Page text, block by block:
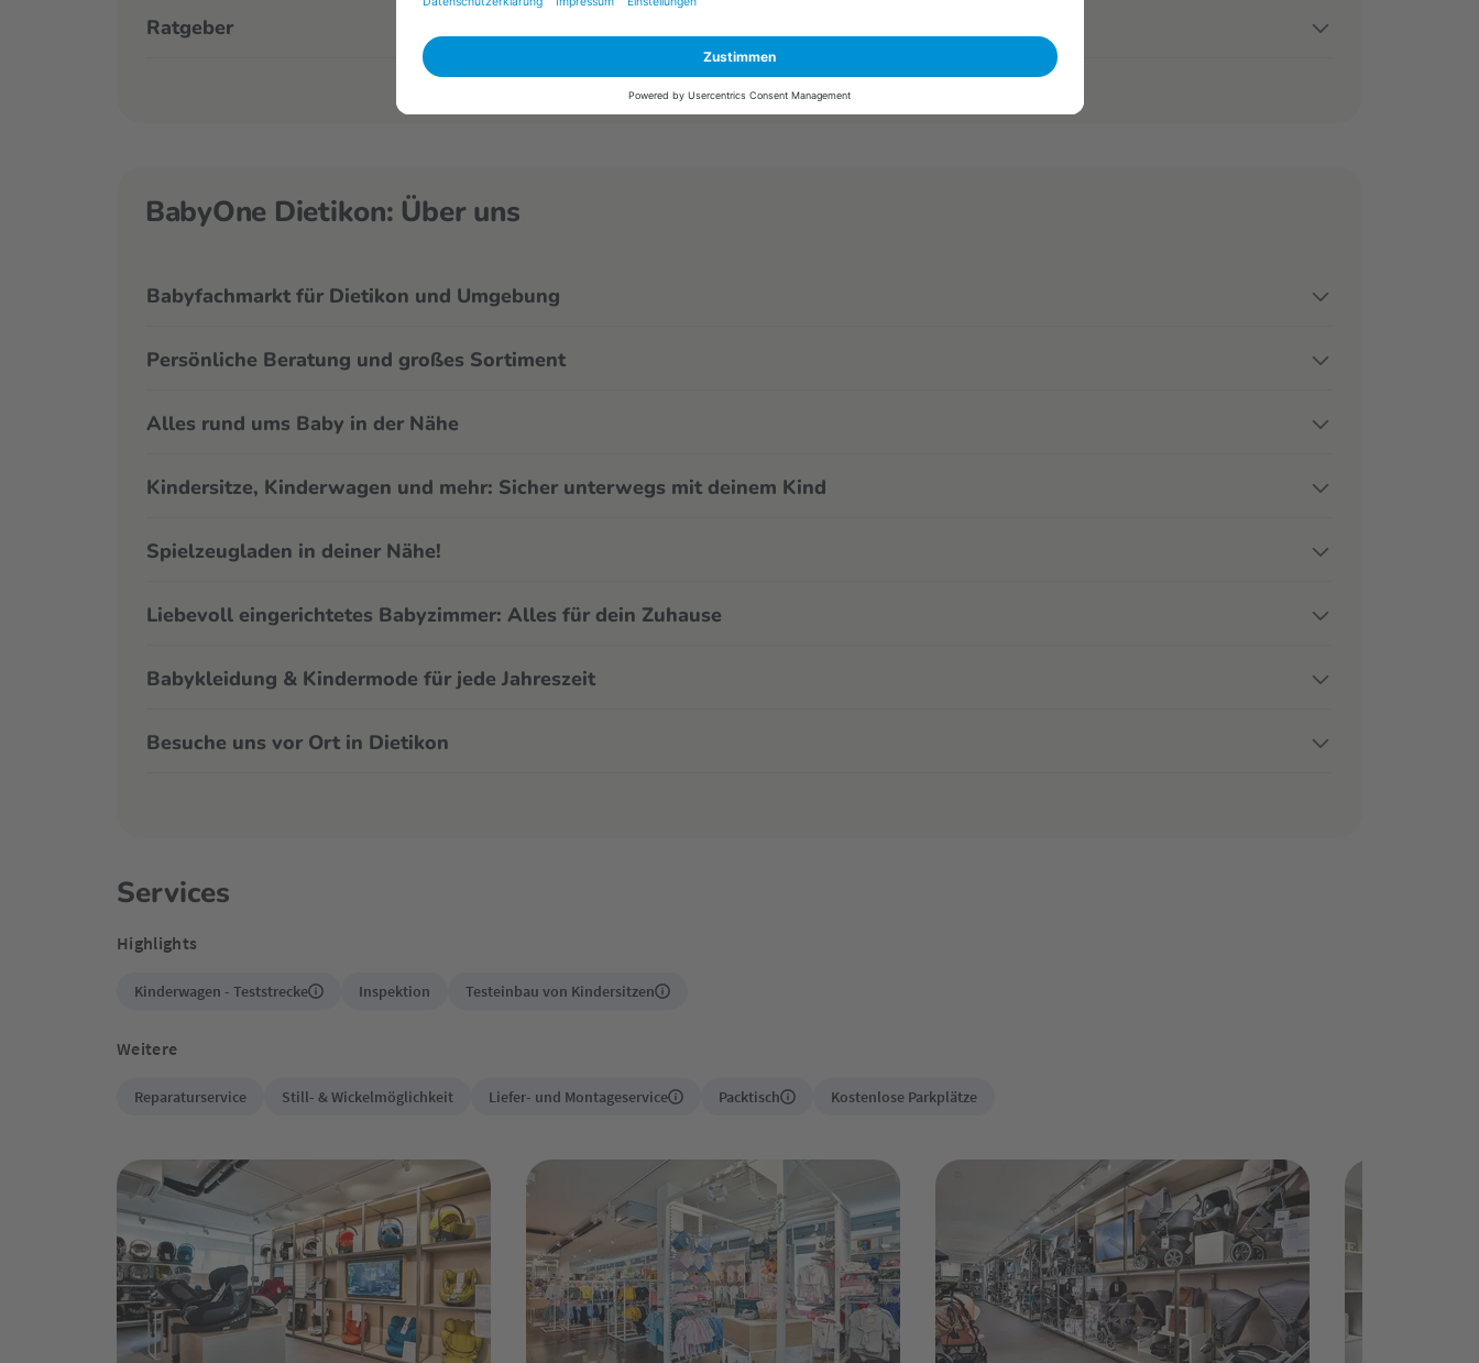
Ratgeber
BabyOne Dietikon: Über uns
Babyfachmarkt für Dietikon und Umgebung
Persönliche Beratung und großes Sortiment
Alles rund ums Baby in der Nähe
Kindersitze, Kinderwagen und mehr: Sicher unterwegs mit deinem Kind
Spielzeugladen in deiner Nähe!
Liebevoll eingerichtetes Babyzimmer: Alles für dein Zuhause
Babykleidung & Kindermode für jede Jahreszeit
Besuche uns vor Ort in Dietikon
Services
Highlights
Kinderwagen - Teststrecke Inspektion Testeinbau von Kindersitzen
Weitere
Reparaturservice Still- & Wickelmöglichkeit Liefer- und Montageservice Packtisch Kostenlose Parkplätze